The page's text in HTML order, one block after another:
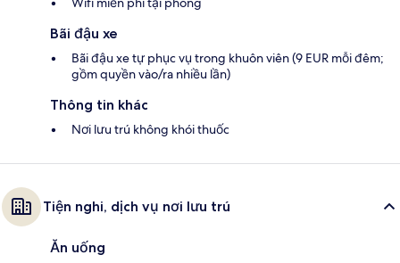
Bãi đậu xe
Bãi đậu xe tự phục vụ trong khuôn viên (9 EUR mỗi đêm;
gồm quyền vào/ra nhiều lần)
Thông tin khác
Nơi lưu trú không khói thuốc
Tiện nghi, dịch vụ nơi lưu trú
Ăn uống